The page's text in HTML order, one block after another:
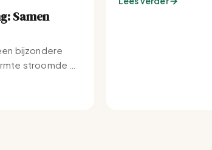
Samen
bijzondere
stroomde bij